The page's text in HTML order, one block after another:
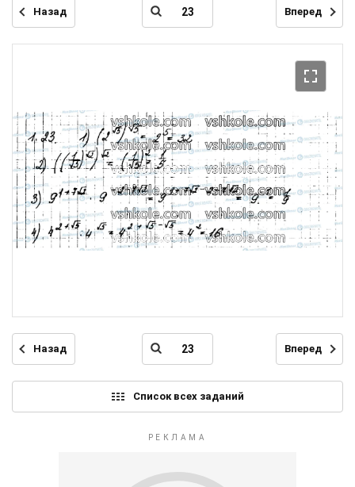
Назад Вперед
Назад Вперед
Список всех заданий